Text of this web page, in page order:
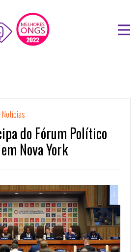
Notícias
do Fórum Político
Nova York